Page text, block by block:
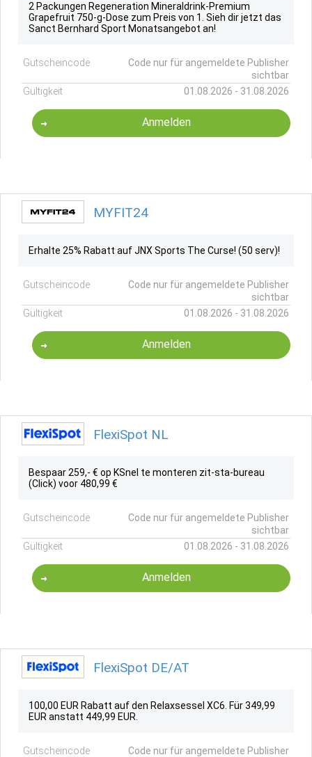
2 Packungen Regeneration Mineraldrink-Premium
Grapefruit 750-g-Dose zum Preis von 1. Sieh dir jetzt das
Sanct Bernhard Sport Monatsangebot an!
Gutscheincode
Code nur für angemeldete Publisher
sichtbar
Gültigkeit
01.08.2026 - 31.08.2026
Anmelden
MYFIT24
Erhalte 25% Rabatt auf JNX Sports The Curse! (50 serv)!
Gutscheincode
Code nur für angemeldete Publisher
sichtbar
Gültigkeit
01.08.2026 - 31.08.2026
Anmelden
FlexiSpot NL
Bespaar 259,- € op KSnel te monteren zit-sta-bureau
(Click) voor 480,99 €
Gutscheincode
Code nur für angemeldete Publisher
sichtbar
Gültigkeit
01.08.2026 - 31.08.2026
Anmelden
FlexiSpot DE/AT
100,00 EUR Rabatt auf den Relaxsessel XC6. Für 349,99
EUR anstatt 449,99 EUR.
Gutscheincode
Code nur für angemeldete Publisher